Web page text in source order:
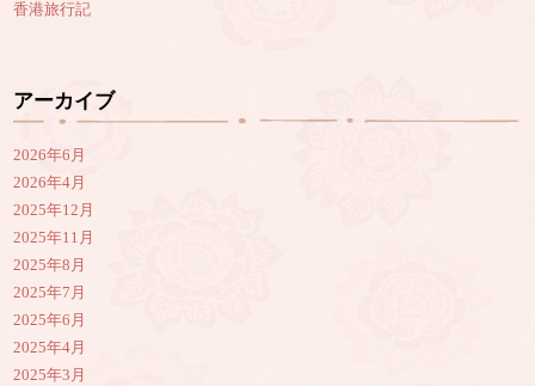
香港旅行記
アーカイブ
2026年6月
2026年4月
2025年12月
2025年11月
2025年8月
2025年7月
2025年6月
2025年4月
2025年3月